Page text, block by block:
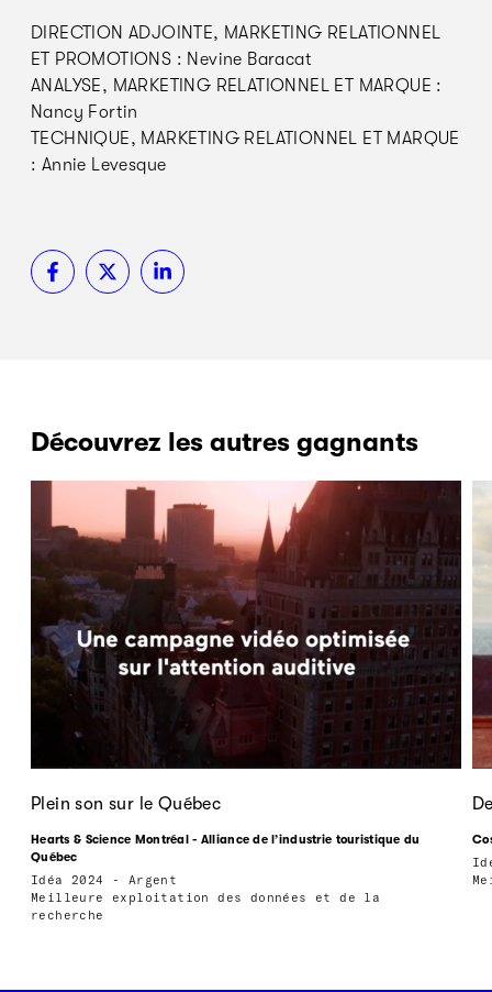
DIRECTION ADJOINTE, MARKETING RELATIONNEL
ET PROMOTIONS : Nevine Baracat
ANALYSE, MARKETING RELATIONNEL ET MARQUE :
Nancy Fortin
TECHNIQUE, MARKETING RELATIONNEL ET MARQUE
: Annie Levesque
Découvrez les autres gagnants
Plein son sur le Québec
Hearts & Science Montréal - Alliance de l’industrie touristique du
Québec
Idéa 2024 - Argent
Meilleure exploitation des données et de la
recherche